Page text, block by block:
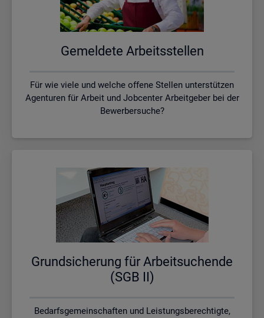
Ge­mel­de­te Ar­beits­stel­len
Für wie viele und welche offene Stellen unterstützen
Agenturen für Arbeit und Jobcenter Arbeitgeber bei der
Bewerbersuche?
Grund­si­che­rung für Ar­beit­su­chen­de
(SGB II)
Bedarfsgemeinschaften und Leistungsberechtigte,